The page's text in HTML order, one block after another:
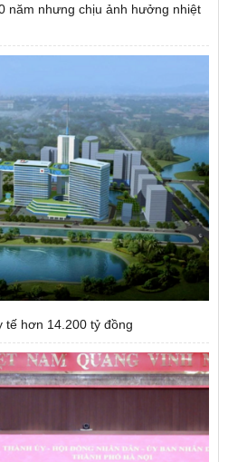
năm nhưng chịu ảnh hưởng nhiệt
tế hơn 14.200 tỷ đồng